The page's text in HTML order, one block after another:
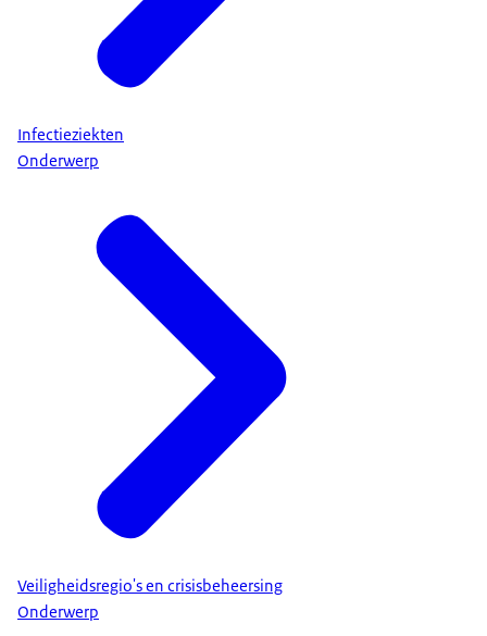
Infectieziekten
Onderwerp
Veiligheidsregio's en crisisbeheersing
Onderwerp